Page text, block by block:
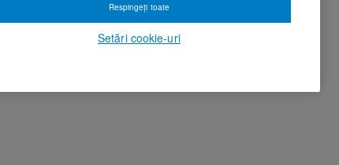
Setări cookie-uri
Respingeți toate